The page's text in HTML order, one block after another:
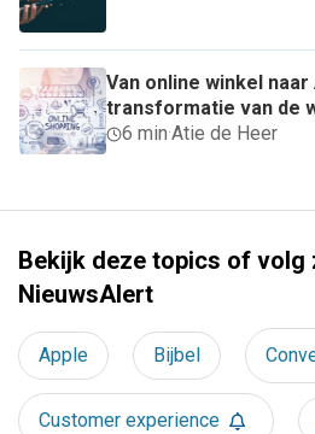
Van online winkel
transformatie van de
6 min·Atie de Heer
Bekijk deze topics of volg
NieuwsAlert
Apple Bijbel
Customer experience